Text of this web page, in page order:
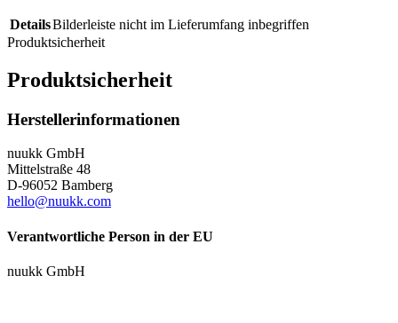
DetailsBilderleiste nicht im Lieferumfang inbegriffen
Produktsicherheit
Produktsicherheit
Herstellerinformationen
nuukk GmbH
Mittelstraße 48
D-96052 Bamberg
hello@nuukk.com
Verantwortliche Person in der EU
nuukk GmbH